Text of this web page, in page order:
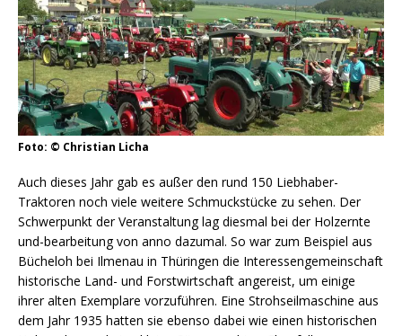
Foto: © Christian Licha
Auch dieses Jahr gab es außer den rund 150 Liebhaber-
Traktoren noch viele weitere Schmuckstücke zu sehen. Der
Schwerpunkt der Veranstaltung lag diesmal bei der Holzernte
und-bearbeitung von anno dazumal. So war zum Beispiel aus
Bücheloh bei Ilmenau in Thüringen die Interessengemeinschaft
historische Land- und Forstwirtschaft angereist, um einige
ihrer alten Exemplare vorzuführen. Eine Strohseilmaschine aus
dem Jahr 1935 hatten sie ebenso dabei wie einen historischen